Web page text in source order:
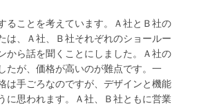
ることを考えています。Ａ社とＢ社の
は、Ａ社、Ｂ社それぞれのショールー
から話を聞くことにしました。Ａ社の
たが、価格が高いのが難点です。一
は手ごろなのですが、デザインと機能
に思われます。Ａ社、Ｂ社ともに営業